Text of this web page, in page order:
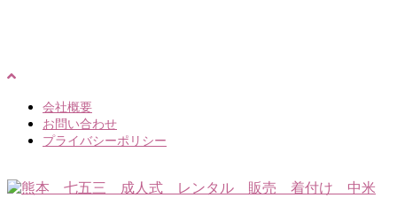
会社概要
お問い合わせ
プライバシーポリシー